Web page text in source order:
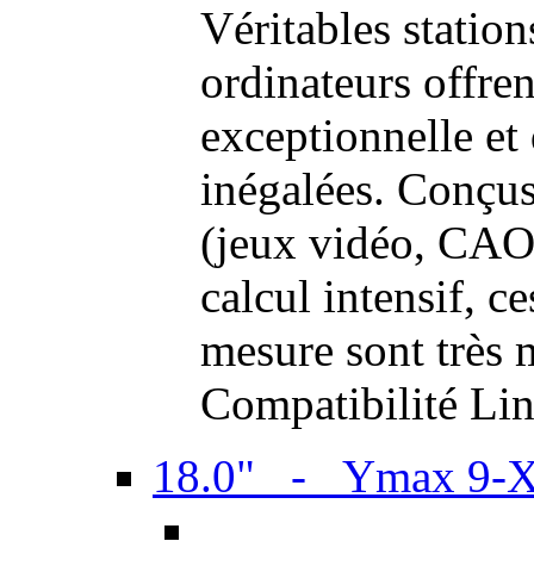
Véritables
ordinateurs
exceptionnelle et
inégalées.
(jeux vidéo,
calcul intensif,
mesure sont très
Compatibilité
18.0" - Ymax 9-